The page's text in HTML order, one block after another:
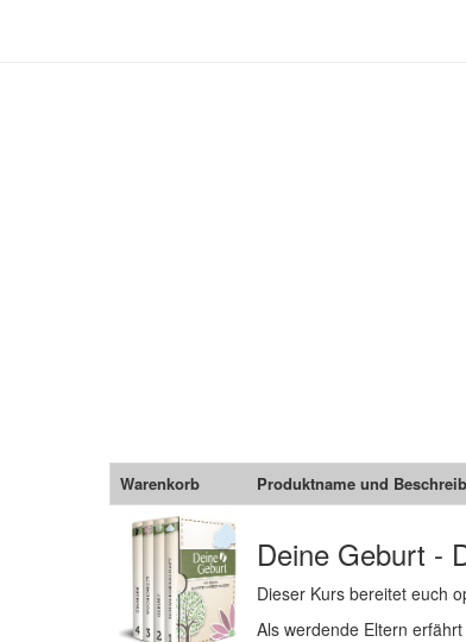
Warenkorb Produktname und
Deine Geburt -
Dieser Kurs bereitet euch
Als werdende Eltern